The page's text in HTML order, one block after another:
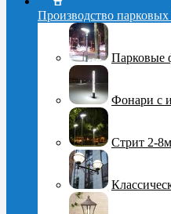
Производство
Парковые
Фонари с
Стрит 2-